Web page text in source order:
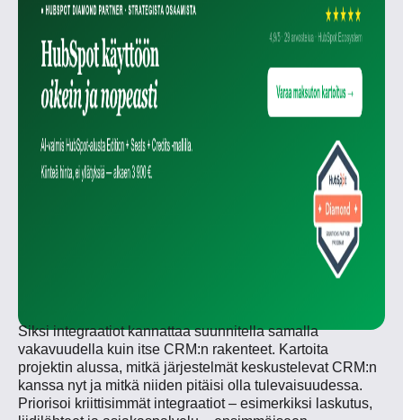
Siksi integraatiot kannattaa suunnitella samalla
vakavuudella kuin itse CRM:n rakenteet. Kartoita
projektin alussa, mitkä järjestelmät keskustelevat CRM:n
kanssa nyt ja mitkä niiden pitäisi olla tulevaisuudessa.
Priorisoi kriittisimmät integraatiot – esimerkiksi laskutus,